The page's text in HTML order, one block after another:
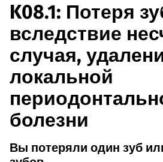
K08.1: Потеря
вследствие
случая,
локальной
болезни
Вы потеряли один зуб